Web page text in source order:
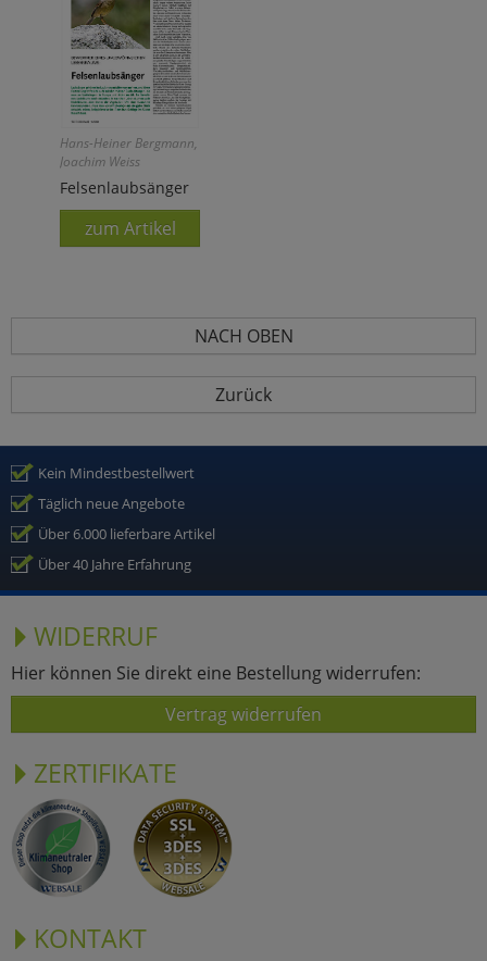
Hans-Heiner Bergmann,
Joachim Weiss
Felsenlaubsänger
zum Artikel
NACH OBEN
Zurück
Kein Mindestbestellwert
Täglich neue Angebote
Über 6.000 lieferbare Artikel
Über 40 Jahre Erfahrung
WIDERRUF
Hier können Sie direkt eine Bestellung widerrufen:
Vertrag widerrufen
ZERTIFIKATE
KONTAKT